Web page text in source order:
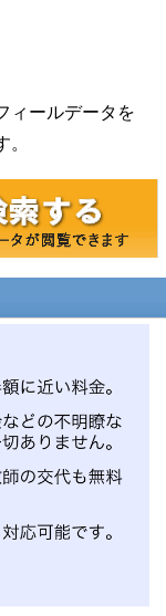
ィールデータを